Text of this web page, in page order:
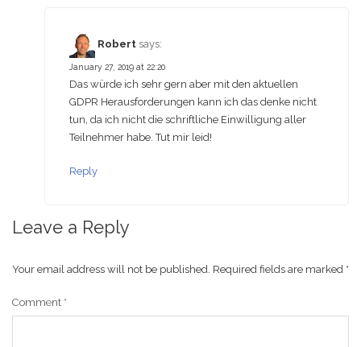
Robert says:
January 27, 2019 at 22:20
Das würde ich sehr gern aber mit den aktuellen
GDPR Herausforderungen kann ich das denke nicht
tun, da ich nicht die schriftliche Einwilligung aller
Teilnehmer habe. Tut mir leid!
Reply
Leave a Reply
Your email address will not be published. Required fields are marked *
Comment *